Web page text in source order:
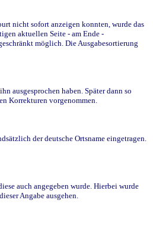
nicht sofort anzeigen konnten, wurde das
aktuellen Seite - am Ende -
möglich. Die Ausgabesortierung
ausgesprochen haben. Später dann so
Korrekturen vorgenommen.
der deutsche Ortsname eingetragen.
auch angegeben wurde. Hierbei wurde
Angabe ausgehen.